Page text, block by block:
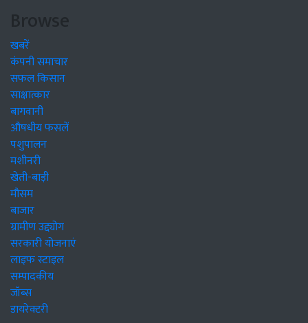
Browse
खबरें
कंपनी समाचार
सफल किसान
साक्षात्कार
बागवानी
औषधीय फसलें
पशुपालन
मशीनरी
खेती-बाड़ी
मौसम
बाजार
ग्रामीण उद्द्योग
सरकारी योजनाएं
लाइफ स्टाइल
सम्पादकीय
जॉब्स
डायरेक्टरी